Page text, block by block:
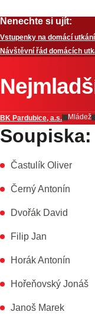
Nenechte si ujít:
Vstupenky na domácí
Návštěvní řád domácích
BK Pardubice, a.s. Mládež
Soupiska:
Častulík Oliver
Černý Antonín
Dvořák David
Filip Jan
Horák Antonín
Hořeňovský Jonáš
Janoš Marek